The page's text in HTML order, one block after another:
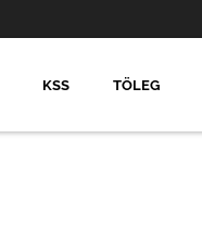
KSS TÖLEG